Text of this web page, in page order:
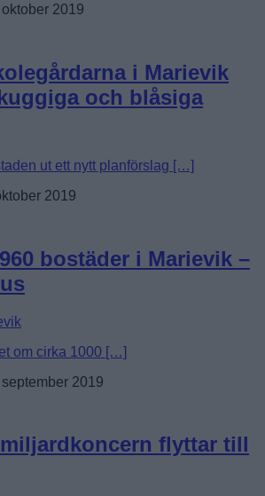
2019
i Marievik
och blåsiga
ut ett nytt planförslag […]
2019
bostäder i Marievik –
om cirka 1000 […]
2019
flyttar till